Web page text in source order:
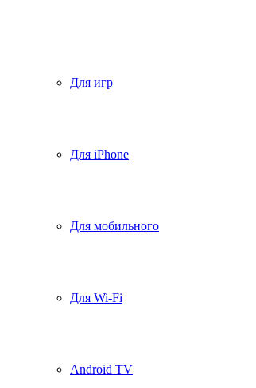
Для игр
Для iPhone
Для мобильного
Для Wi-Fi
Android TV